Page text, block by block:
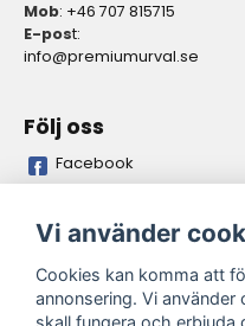
Mob: +46 707 815715
E-post:
info@premiumurval.se
Följ oss
Facebook
Bankgiro
5837-9371
Öppettider butik
Vi använder
Cookies kan komma att
annonsering. Vi
skall fungera och erbjuda